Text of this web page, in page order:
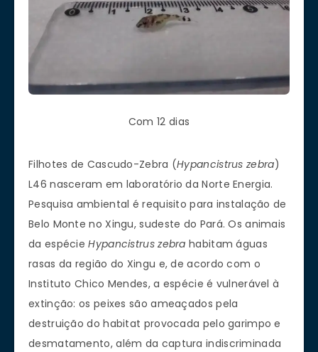
Com 12 dias
Filhotes de Cascudo-Zebra (Hypancistrus zebra)
L46 nasceram em laboratório da Norte Energia.
Pesquisa ambiental é requisito para instalação de
Belo Monte no Xingu, sudeste do Pará. Os animais
da espécieHypancistrus zebra habitam águas
rasas da região do Xingu e, de acordo com o
Instituto Chico Mendes, a espécie é vulnerável à
extinção: os peixes são ameaçados pela
destruição do habitat provocada pelo garimpo e
desmatamento, além da captura indiscriminada